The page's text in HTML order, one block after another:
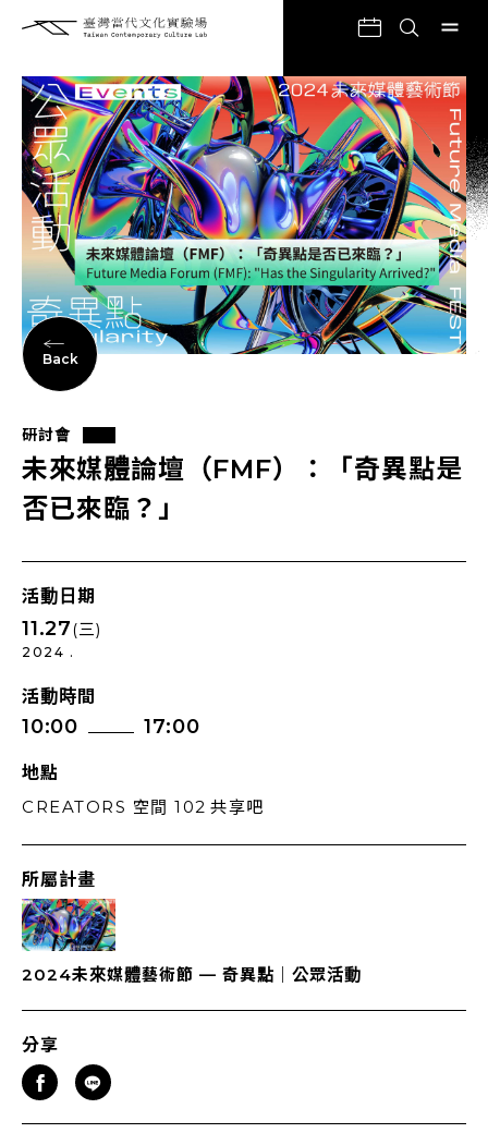
Back
研討會
未來媒體論壇（FMF）：「奇異點是
否已來臨？」
活動日期
11.27(三)
2024 .
活動時間
10:00 17:00
地點
CREATORS 空間 102 共享吧
所屬計畫
2024未來媒體藝術節 — 奇異點｜公眾活動
分享